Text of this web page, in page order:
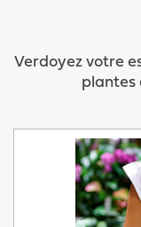
Verdoyez votre
plantes